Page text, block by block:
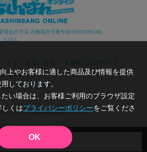
品切状態
員会許可済 古物商許可番号305500206246
んばん
よくあるご質問
通販ご利用ガイド
ュリティポリシー
プライバシーポリシー
記
利用規約
- 2026 Lashinbang Co.,Ltd.
上やお客様に適した商品及び情報を提供
しております。
い場合は、お客様ご利用のブラウザ設定
くはプライバシーポリシーをご覧くださ
OK